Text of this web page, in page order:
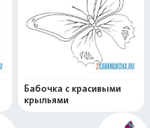
Бабочка с красивыми
крыльями